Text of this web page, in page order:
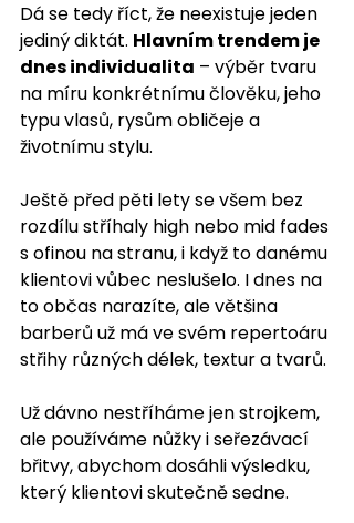
Dá se tedy říct, že neexistuje jeden
jediný diktát. Hlavním trendem je
dnes individualita – výběr tvaru
na míru konkrétnímu člověku, jeho
typu vlasů, rysům obličeje a
životnímu stylu.
Ještě před pěti lety se všem bez
rozdílu stříhaly high nebo mid fades
s ofinou na stranu, i když to danému
klientovi vůbec neslušelo. I dnes na
to občas narazíte, ale většina
barberů už má ve svém repertoáru
střihy různých délek, textur a tvarů.
Už dávno nestříháme jen strojkem,
ale používáme nůžky i seřezávací
břitvy, abychom dosáhli výsledku,
který klientovi skutečně sedne.